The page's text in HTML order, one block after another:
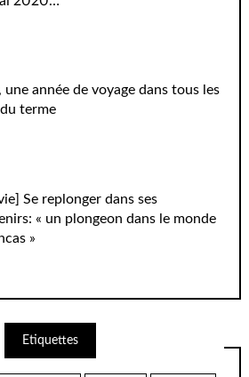
une année de voyage dans tous les
terme
Se replonger dans ses
« un plongeon dans le monde
»
Etiquettes